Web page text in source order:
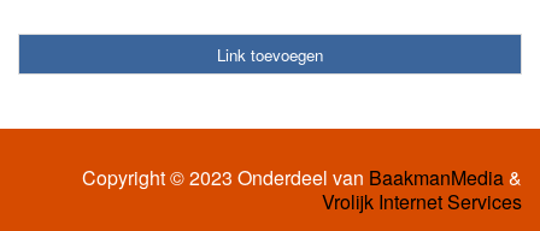
Link toevoegen
Copyright © 2023 Onderdeel van BaakmanMedia&
Vrolijk Internet Services